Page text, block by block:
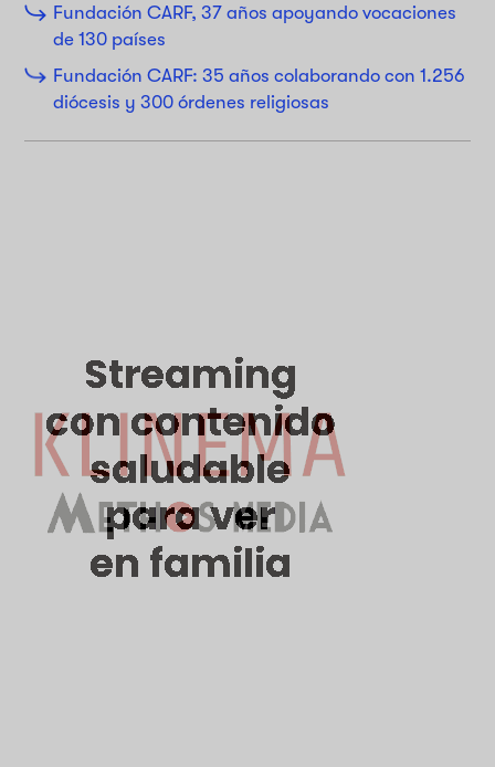
Fundación CARF, 37 años apoyando vocaciones
de 130 países
Fundación CARF: 35 años colaborando con 1.256
diócesis y 300 órdenes religiosas